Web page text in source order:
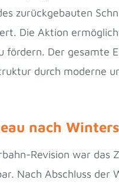
zurückgebauten
Die Aktion
fördern. Der gesamte
durch moderne
nach
Revision war das
Nach Abschluss